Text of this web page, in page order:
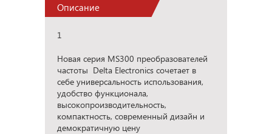
Описание
1
Новая серия MS300 преобразователей
частоты Delta Electronics сочетает в
себе универсальность использования,
удобство функционала,
высокопроизводительность,
компактность, современный дизайн и
демократичную цену